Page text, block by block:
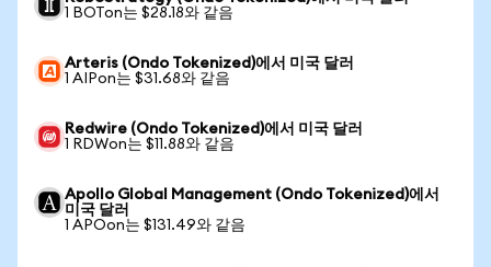
1 BOTon는 $28.18와 같음
Arteris (Ondo Tokenized)에서 미국 달러
1 AIPon는 $31.68와 같음
Redwire (Ondo Tokenized)에서 미국 달러
1 RDWon는 $11.88와 같음
Apollo Global Management (Ondo Tokenized)에서
미국 달러
1 APOon는 $131.49와 같음